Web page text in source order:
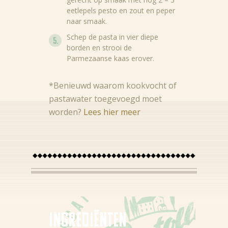
eetlepels pesto en zout en peper
naar smaak.
Schep de pasta in vier diepe
borden en strooi de
Parmezaanse kaas erover.
*Benieuwd waarom kookvocht of
pastawater toegevoegd moet
worden? Lees hier meer
Ingrediënten
Nieuws
Producten
Over Bertolli
Tips & Tricks
Waar te koop